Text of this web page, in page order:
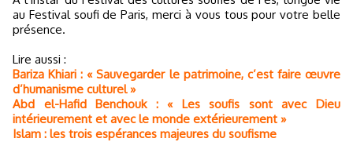
au Festival soufi de Paris, merci à vous tous pour votre belle
présence.
Lire aussi :
Bariza Khiari : « Sauvegarder le patrimoine, c’est faire œuvre
d’humanisme culturel »
Abd el-Hafid Benchouk : « Les soufis sont avec Dieu
intérieurement et avec le monde extérieurement »
Islam : les trois espérances majeures du soufisme